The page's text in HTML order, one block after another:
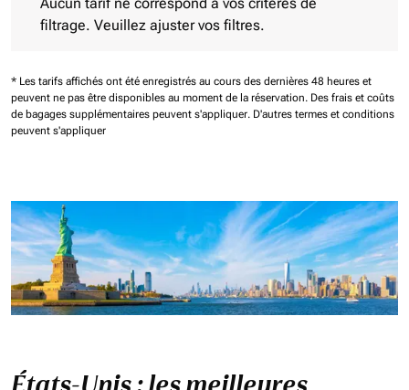
Aucun tarif ne correspond à vos critères de
filtrage. Veuillez ajuster vos filtres.
* Les tarifs affichés ont été enregistrés au cours des dernières 48 heures et
peuvent ne pas être disponibles au moment de la réservation. Des frais et coûts
de bagages supplémentaires peuvent s'appliquer. D'autres termes et conditions
peuvent s'appliquer